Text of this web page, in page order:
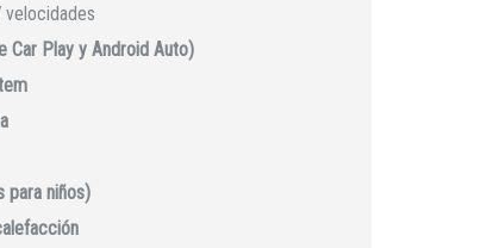
velocidades
Car Play y Android Auto)
para niños)